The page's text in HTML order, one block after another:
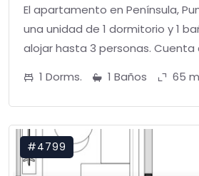
El apartamento en Península,
una unidad de 1 dormitorio y 1
alojar hasta 3 personas. Cuenta
1 Dorms.
1 Baños 65 m
#4799